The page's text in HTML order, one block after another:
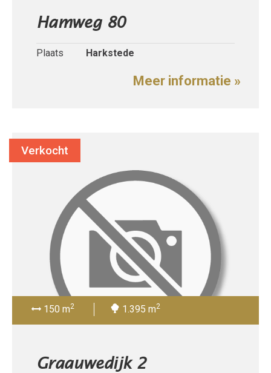
Hamweg 80
Plaats Harkstede
Meer informatie »
150 m2 1.395 m2
Graauwedijk 2
Verkocht